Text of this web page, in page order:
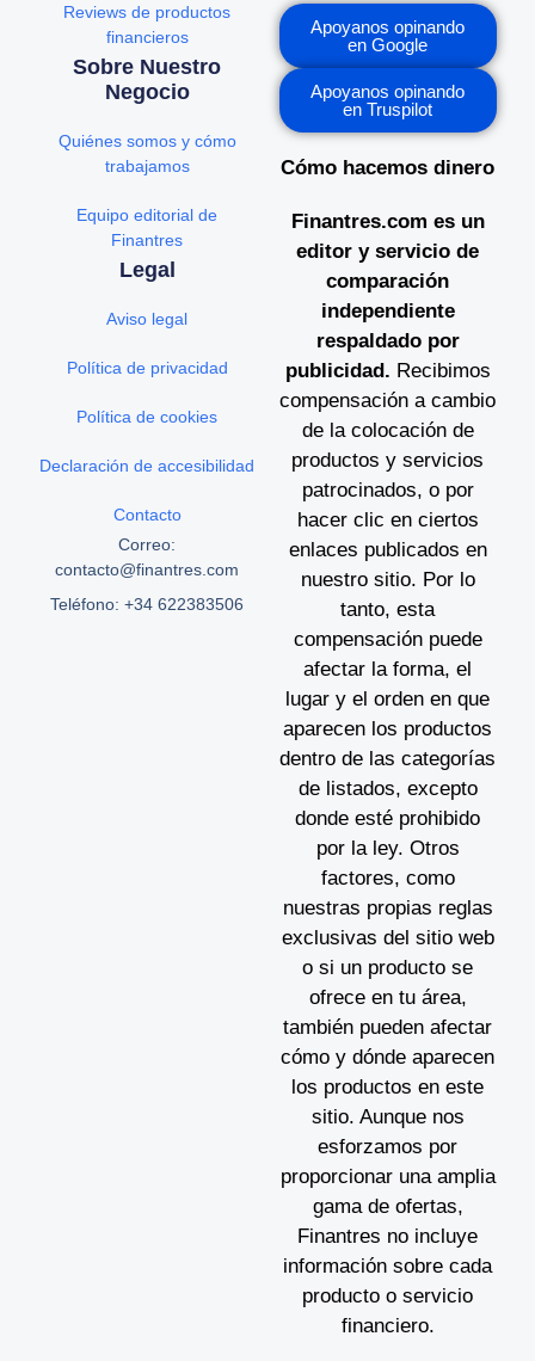
Apoyanos opinando
en Google
Apoyanos opinando
en Truspilot
Cómo hacemos dinero
Finantres.com es un
editor y servicio de
comparación
independiente
respaldado por
publicidad. Recibimos
compensación a cambio
de la colocación de
productos y servicios
patrocinados, o por
hacer clic en ciertos
enlaces publicados en
nuestro sitio. Por lo
tanto, esta
compensación puede
afectar la forma, el
lugar y el orden en que
aparecen los productos
dentro de las categorías
de listados, excepto
donde esté prohibido
por la ley. Otros
factores, como
nuestras propias reglas
exclusivas del sitio web
o si un producto se
ofrece en tu área,
también pueden afectar
cómo y dónde aparecen
los productos en este
sitio. Aunque nos
esforzamos por
proporcionar una amplia
gama de ofertas,
Finantres no incluye
información sobre cada
producto o servicio
financiero.
Reviews de productos
financieros
Sobre Nuestro
Negocio
Quiénes somos y cómo
trabajamos
Equipo editorial de
Finantres
Legal
Aviso legal
Política de privacidad
Política de cookies
Declaración de accesibilidad
Contacto
Correo:
contacto@finantres.com
Teléfono: +34 622383506